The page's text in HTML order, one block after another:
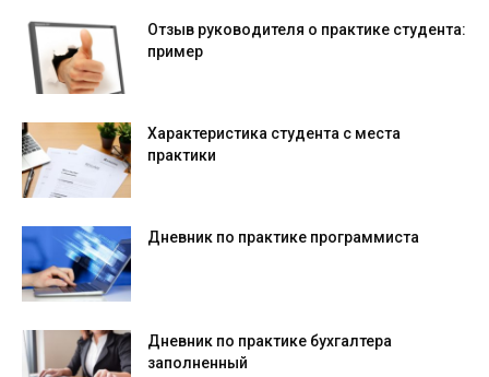
Отзыв руководителя о практике студента:
пример
Характеристика студента с места
практики
Дневник по практике программиста
Дневник по практике бухгалтера
заполненный